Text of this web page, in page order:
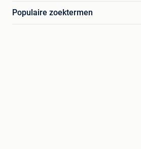
Populaire zoektermen